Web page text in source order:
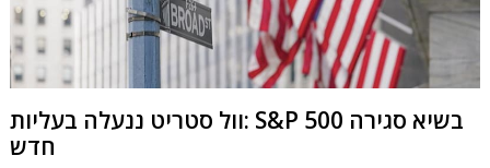
וול סטריט ננעלה בעליות: S&P 500 בשיא סגירה
חדש